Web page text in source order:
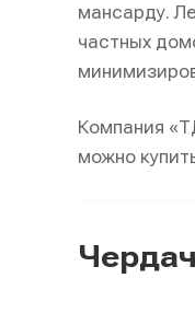
мансарду.
частных
Компания
можно